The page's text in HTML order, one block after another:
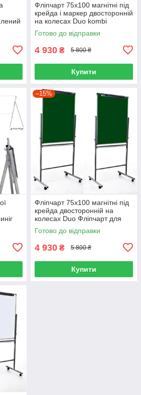
Фліпчарт 75х100 магнітні під
крейда і маркер двосторонній
на колесах Duo kombi
Фліпчарт комбінований
Готово до відправки
4 930 ₴ 5 800 ₴
Купити
–15%
Фліпчарт 75х100 магнітні під
крейда двосторонній на
колесах Duo Фліпчарт для
крейди односторонній
Готово до відправки
4 930 ₴ 5 800 ₴
Купити